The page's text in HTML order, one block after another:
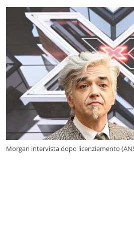
Morgan intervista dopo licenziamento